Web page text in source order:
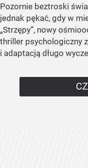
Pozornie beztroski
jednak pękać, gdy w
„Strzępy”, nowy
thriller psychologiczny
i adaptacją długo